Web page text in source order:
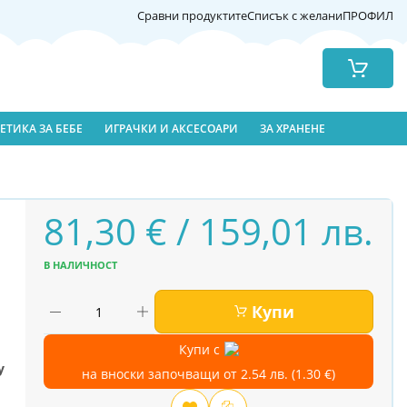
Сравни продуктитеСписък с желаниПРОФИЛ
Количка
ЗА БЕБЕ ИГРАЧКИ И АКСЕСОАРИ ЗА ХРАНЕНЕ
81,30 € / 159,01 лв.
В НАЛИЧНОСТ
Купи
Купи с
на вноски започващи от 2.54 лв. (1.30 €)